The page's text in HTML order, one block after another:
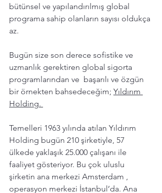
bütünsel ve yapılandırılmış global
programa sahip olanların sayısı oldukça
az.
Bugün size son derece sofistike ve
uzmanlık gerektiren global sigorta
programlarından ve  başarılı ve özgün
bir örnekten bahsedeceğim; Yıldırım
Holding.
Temelleri 1963 yılında atılan Yıldırım
Holding bugün 210 şirketiyle, 57
ülkede yaklaşık 25.000 çalışanı ile
faaliyet gösteriyor. Bu çok uluslu
şirketin ana merkezi Amsterdam ,
operasyon merkezi İstanbul’da. Ana